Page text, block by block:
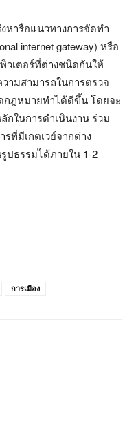
หารือแนวทางการจัดทำ
internet gateway) หรือ
วเตอร์ที่ต่างชนิดกันให้
ามสามารถในการตรวจ
ฎหมายทำได้ดีขึ้น โดยจะ
ในการดำเนินงาน ร่วม
ที่มีเกตเวย์จากต่าง
ปธรรมได้ภายใน 1-2
การเมือง